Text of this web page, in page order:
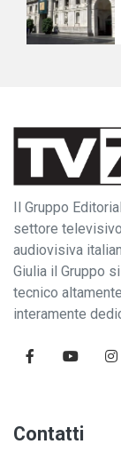
Il Gruppo
settore
audiovisiva
Giulia il Gruppo
tecnico
interamente
Contatti